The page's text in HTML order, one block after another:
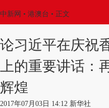
中新网 • 港澳台 • 正文
论习近平在庆祝
上的重要讲话：
辉煌
2017年07月03日 14:12 新华社